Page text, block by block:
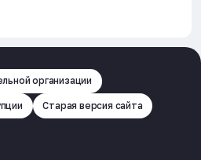
организации
Старая версия сайта